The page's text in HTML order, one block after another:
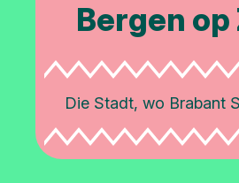
Bergen op
Die Stadt, wo Brabant